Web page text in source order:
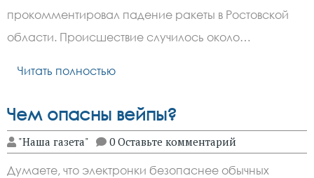
прокомментировал падение ракеты в Ростовской
области. Происшествие случилось около…
Читать полностью
Чем опасны вейпы?
"Наша газета" 0 Оставьте комментарий
Думаете, что электронки безопаснее обычных